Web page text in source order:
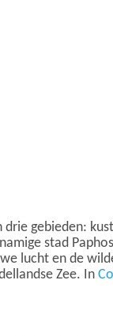
gebieden:
stad
lucht en de
Zee. In